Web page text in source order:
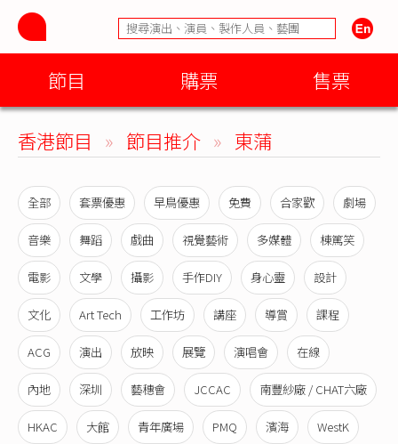
節目 購票 售票
香港節目 » 節目推介 » 東蒲
全部 套票優惠 早鳥優惠 免費 合家歡 劇場
音樂 舞蹈 戲曲 視覺藝術 多媒體 棟篤笑
電影 文學 攝影 手作DIY 身心靈 設計
文化 Art Tech 工作坊 講座 導賞 課程
ACG 演出 放映 展覽 演唱會 在線
內地 深圳 藝穗會 JCCAC 南豐紗廠 / CHAT六廠
HKAC 大館 青年廣場 PMQ 濱海 WestK